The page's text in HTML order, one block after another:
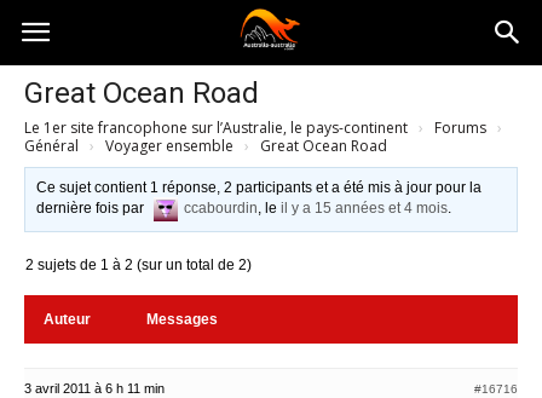
Australia-
australie.com
Great Ocean Road
Le 1er site francophone sur l’Australie, le pays-continent › Forums ›
Général › Voyager ensemble › Great Ocean Road
Ce sujet contient 1 réponse, 2 participants et a été mis à jour pour la
dernière fois par
ccabourdin, leil y a 15 années et 4 mois.
2 sujets de 1 à 2 (sur un total de 2)
Auteur Messages
3 avril 2011 à 6 h 11 min #16716